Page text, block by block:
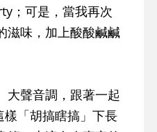
；可是，當我再次
滋味，加上酸酸鹹鹹
聲音調，跟著一起
「胡搞瞎搞」下長
寶貝即將上
和教育專家
生活及團
助您陪伴
小教導主任
生活與課業